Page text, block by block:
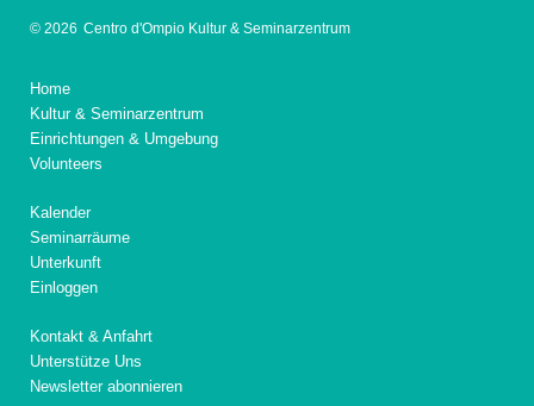
© 2026 Centro d'Ompio Kultur & Seminarzentrum
Home
Kultur & Seminarzentrum
Einrichtungen & Umgebung
Volunteers
Kalender
Seminarräume
Unterkunft
Einloggen
Kontakt & Anfahrt
Unterstütze Uns
Newsletter abonnieren